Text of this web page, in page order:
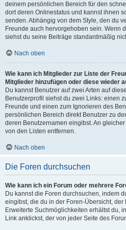
deinem persönlichen Bereich für den
dort deren Onlinestatus und kannst ihnen
senden. Abhängig von dem Style, den du
Freunde auch hervorgehoben sein. Wenn
siehst du seine Beiträge standardmäßig
Nach oben
Wie kann ich Mitglieder zur Liste der
Mitglieder hinzufügen oder diese wieder
Du kannst Benutzer auf zwei Arten auf
Benutzerprofil siehst du zwei Links: einen
Freunde und einen zum Ignorieren des
persönlichen Bereich direkt Benutzer zu
deren Benutzernamen eingibst. An
von den Listen entfernen.
Nach oben
Die Foren durchsuchen
Wie kann ich ein Forum oder mehrere
Du kannst die Foren durchsuchen, indem
eingibst, die du in der Foren-Übersicht,
Erweiterte Suchmöglichkeiten erhältst du,
Link anklickst, der von jeder Seite des